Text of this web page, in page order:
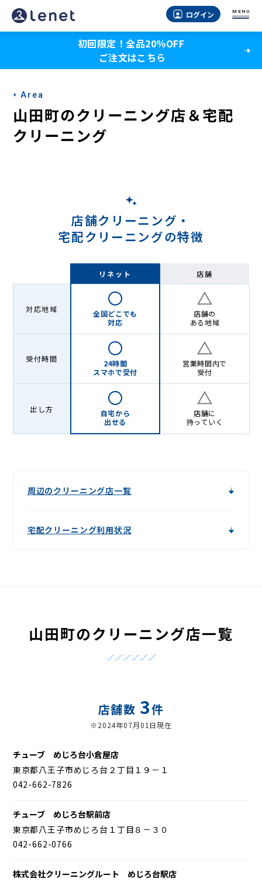
山
田
の
宅
配
ク
Lenet〈リ
ログイン MENU
初回限定！全品20％OFF
ご注文はこちら
Area
山田町のクリーニング店＆宅配
クリーニング
店舗クリーニング・
宅配クリーニングの特徴
リネット 店舗
対応地域
全国どこでも
対応
店舗の
ある地域
受付時間
24時間
スマホで受付
営業時間内で
受付
出し方
自宅から
出せる
店舗に
持っていく
周辺のクリーニング店一覧
宅配クリーニング利用状況
山田町のクリーニング店一覧
店舗数 3件
※2024年07月01日現在
チューブ めじろ台小倉屋店
東京都八王子市めじろ台２丁目１９－１
042-662-7826
チューブ めじろ台駅前店
東京都八王子市めじろ台１丁目８－３０
042-662-0766
株式会社クリーニングルート めじろ台駅店